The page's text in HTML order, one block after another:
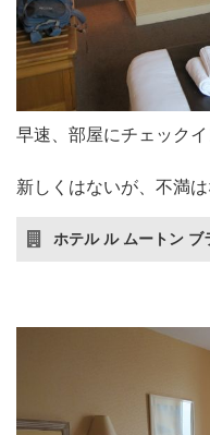
早速、部屋にチェックイ
新しくはないが、不満は
ホテル ル ムートン ブ